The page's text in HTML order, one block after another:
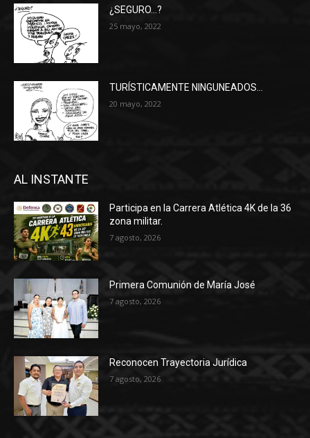
¿SEGURO…?
25 mayo, 2022
TURÍSTICAMENTE NINGUNEADOS…
20 mayo, 2022
AL INSTANTE
Participa en la Carrera Atlética 4K de la 36
zona militar.
7 agosto, 2026
Primera Comunión de María José
7 agosto, 2026
Reconocen Trayectoria Jurídica
7 agosto, 2026